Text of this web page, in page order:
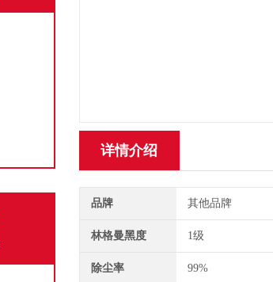
详情介绍
品牌 其他品牌
林格曼黑度 1级
除尘率 99%